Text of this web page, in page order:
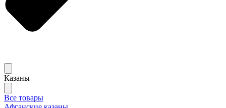
Казаны
Все товары